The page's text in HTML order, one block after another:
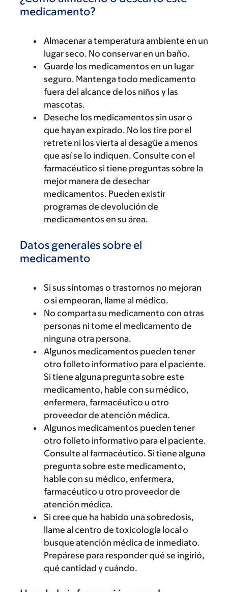
medicamento?
Almacenar a temperatura ambiente en un
lugar seco. No conservar en un baño.
Guarde los medicamentos en un lugar
seguro. Mantenga todo medicamento
fuera del alcance de los niños y las
mascotas.
Deseche los medicamentos sin usar o
que hayan expirado. No los tire por el
retrete ni los vierta al desagüe a menos
que así se lo indiquen. Consulte con el
farmacéutico si tiene preguntas sobre la
mejor manera de desechar
medicamentos. Pueden existir
programas de devolución de
medicamentos en su área.
Datos generales sobre el
medicamento
Si sus síntomas o trastornos no mejoran
o si empeoran, llame al médico.
No comparta su medicamento con otras
personas ni tome el medicamento de
ninguna otra persona.
Algunos medicamentos pueden tener
otro folleto informativo para el paciente.
Si tiene alguna pregunta sobre este
medicamento, hable con su médico,
enfermera, farmacéutico u otro
proveedor de atención médica.
Algunos medicamentos pueden tener
otro folleto informativo para el paciente.
Consulte al farmacéutico. Si tiene alguna
pregunta sobre este medicamento,
hable con su médico, enfermera,
farmacéutico u otro proveedor de
atención médica.
Si cree que ha habido una sobredosis,
llame al centro de toxicología local o
busque atención médica de inmediato.
Prepárese para responder qué se ingirió,
qué cantidad y cuándo.